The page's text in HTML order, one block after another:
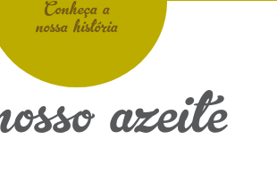
Conheça a
nossa história
azeite